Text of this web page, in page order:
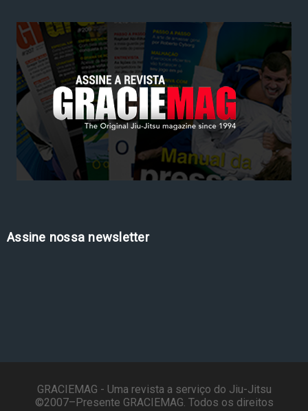
Assine nossa newsletter
GRACIEMAG - Uma revista a serviço do Jiu-Jitsu
©2007–Presente GRACIEMAG. Todos os direitos